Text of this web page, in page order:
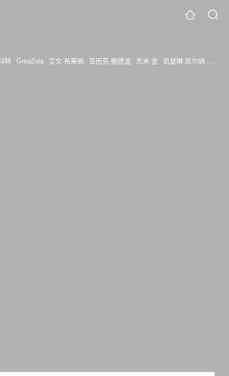
特 GregZola 艾文·布莱纳 亚历克·鲍德温 杰米·金 凯瑟琳·凯尔纳 詹妮